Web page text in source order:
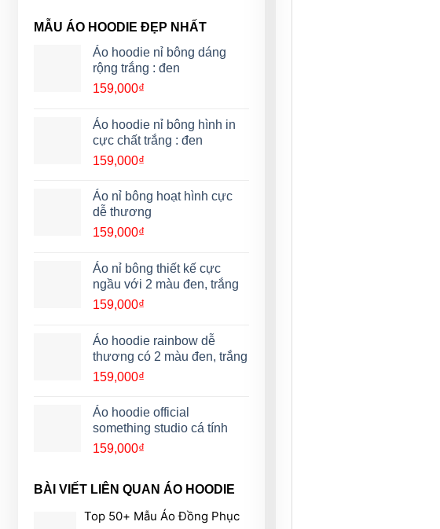
MẪU ÁO HOODIE ĐẸP NHẤT
Áo hoodie nỉ bông dáng
rộng trắng : đen
159,000₫
Áo hoodie nỉ bông hình in
cực chất trắng : đen
159,000₫
Áo nỉ bông hoạt hình cực
dễ thương
159,000₫
Áo nỉ bông thiết kế cực
ngầu với 2 màu đen, trắng
159,000₫
Áo hoodie rainbow dễ
thương có 2 màu đen, trắng
159,000₫
Áo hoodie official
something studio cá tính
159,000₫
BÀI VIẾT LIÊN QUAN ÁO HOODIE
Top 50+ Mẫu Áo Đồng Phục